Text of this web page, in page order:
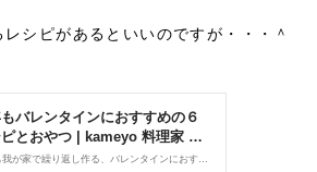
シピがあるといいのですが・・・＾